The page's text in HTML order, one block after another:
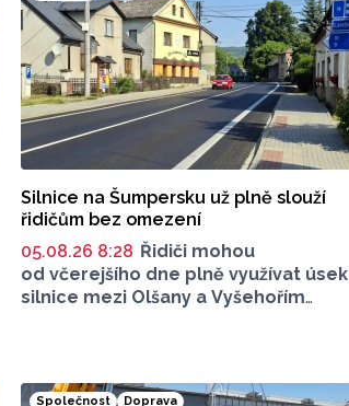
Silnice na Šumpersku už plně slouží
řidičům bez omezení
05.08.26 8:28 Řidiči mohou
od včerejšího dne plně využívat úsek
silnice mezi Olšany a Vyšehořím
způsobena snížená únosnost
Společnost Doprava